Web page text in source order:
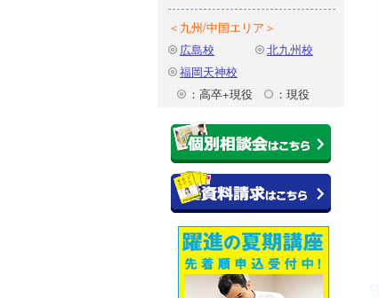
＜九州/中国エリア＞
広島校
北九州校
福岡天神校
：高卒+現役
：現役